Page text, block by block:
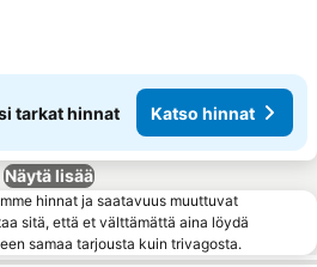
tarkat hinnat Katso hinnat
Näytä lisää
hinnat ja saatavuus muuttuvat
sitä, että et välttämättä aina löydä
samaa tarjousta kuin trivagosta.